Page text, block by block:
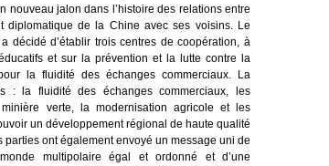
nouveau jalon dans l’histoire des relations entre
diplomatique de la Chine avec ses voisins. Le
décidé d’établir trois centres de coopération, à
et sur la prévention et la lutte contre la
la fluidité des échanges commerciaux. La
: la fluidité des échanges commerciaux, les
minière verte, la modernisation agricole et les
un développement régional de haute qualité
ont également envoyé un message uni de
multipolaire égal et ordonné et d’une